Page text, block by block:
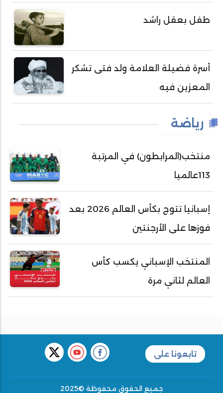
طفل بعقل راشد
أسرة فضيلة العلامة ولد فتى تشكر
المعزين فيه
رياضة
منتخب(المرابطون) في المرتبة
113عالميا
إسبانيا تتوج بكأس العالم 2026 بعد
فوزها على الأرجنتين
المنتخب الإسباني يكسب كأس
العالم لثاني مرة
تابعونا على
جميع الحقوق محفوظة ©2025